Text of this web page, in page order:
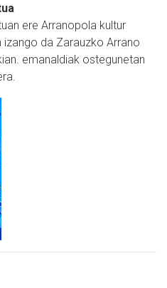
ere Arranopola kultur
da Zarauzko Arrano
emanaldiak ostegunetan